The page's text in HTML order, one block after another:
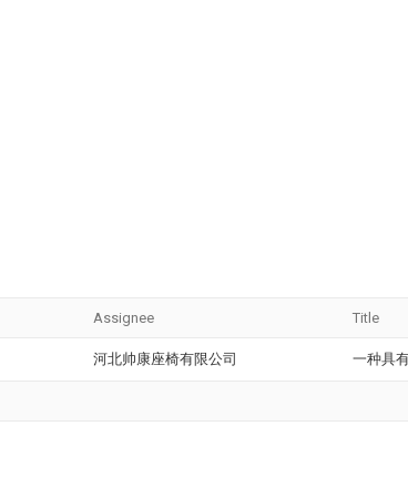
Assignee Title
河北帅康座椅有限公司 一种具